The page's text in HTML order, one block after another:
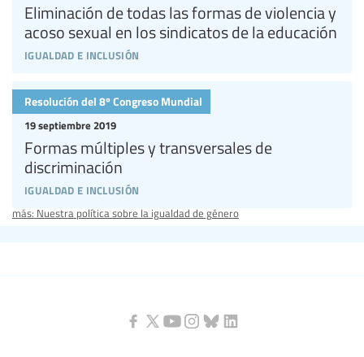
igualdad e inclusión
Eliminación de todas las formas de violencia y
acoso sexual en los sindicatos de la educación
igualdad e inclusión
19 septiembre 2019
Formas múltiples y transversales de
discriminación
Resolución del 8º Congreso Mundial
más: Nuestra política sobre la igualdad de género